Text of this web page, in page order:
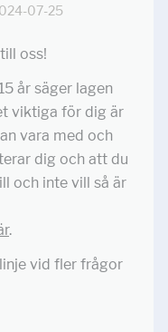
07-25
oss!
år säger lagen
viktiga för dig är
vara med och
dig och att du
och inte vill så är
.
vid fler frågor